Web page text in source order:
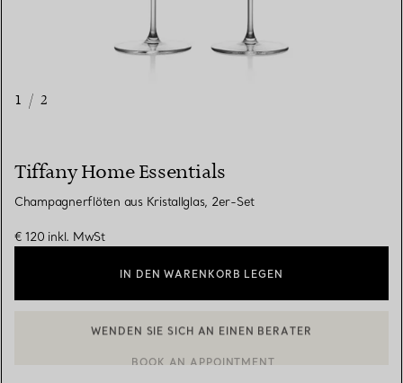
1 / 2
Tiffany Home Essentials
Champagnerflöten aus Kristallglas, 2er-Set
€ 120 inkl. MwSt
IN DEN WARENKORB LEGEN